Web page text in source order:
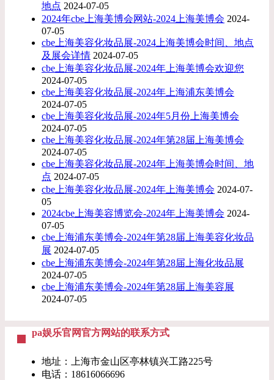
地点 2024-07-05
2024年cbe上海美博会网站-2024上海美博会 2024-
07-05
cbe上海美容化妆品展-2024上海美博会时间、地点
及展会详情 2024-07-05
cbe上海美容化妆品展-2024年上海美博会欢迎您
2024-07-05
cbe上海美容化妆品展-2024年上海浦东美博会
2024-07-05
cbe上海美容化妆品展-2024年5月份上海美博会
2024-07-05
cbe上海美容化妆品展-2024年第28届上海美博会
2024-07-05
cbe上海美容化妆品展-2024年上海美博会时间、地
点 2024-07-05
cbe上海美容化妆品展-2024年上海美博会 2024-07-
05
2024cbe上海美容博览会-2024年上海美博会 2024-
07-05
cbe上海浦东美博会-2024年第28届上海美容化妆品
展 2024-07-05
cbe上海浦东美博会-2024年第28届上海化妆品展
2024-07-05
cbe上海浦东美博会-2024年第28届上海美容展
2024-07-05
pa娱乐官网官方网站的联系方式
地址：上海市金山区亭林镇兴工路225号
电话：18616066696